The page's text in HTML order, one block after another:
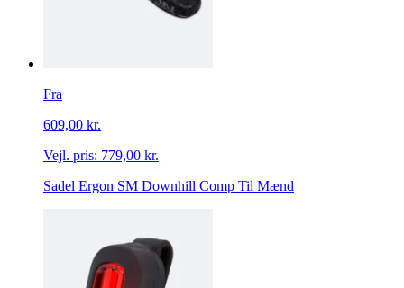
Fra
609,00 kr.
Vejl. pris: 779,00 kr.
Sadel Ergon SM Downhill Comp Til Mænd